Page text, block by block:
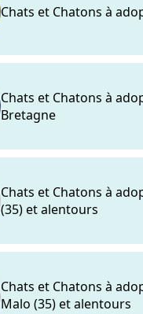
Chats et Chatons à
Chats et Chatons à
Bretagne
Chats et Chatons à
(35) et alentours
Chats et Chatons à
Malo (35) et alentours